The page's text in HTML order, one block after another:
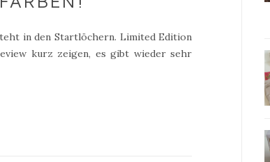
in den Startlöchern. Limited Edition
kurz zeigen, es gibt wieder sehr